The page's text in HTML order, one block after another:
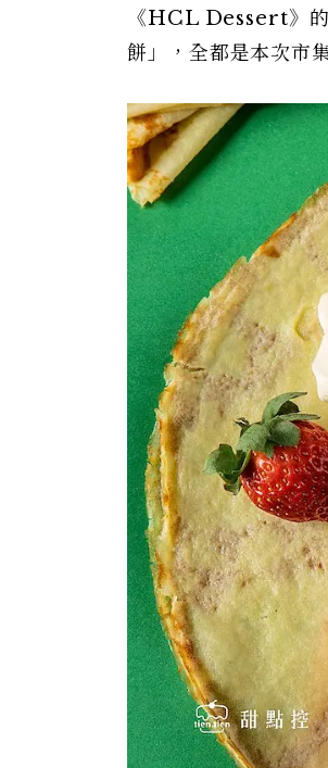
《HCL Dessert》的
餅」，全都是本次市